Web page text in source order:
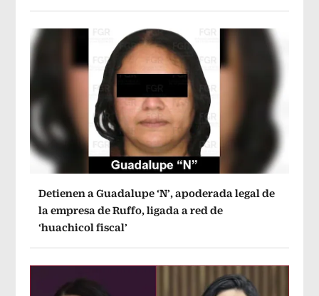
Detienen a Guadalupe ‘N’, apoderada legal de
la empresa de Ruffo, ligada a red de
‘huachicol fiscal’